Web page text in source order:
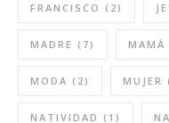
FRANCISCO (2)
MADRE (7) MAMÁ
MODA (2) MUJER
NATIVIDAD (1)